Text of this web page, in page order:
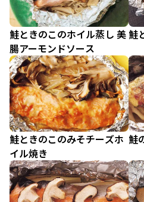
鮭ときのこのホイル蒸し 美
腸アーモンドソース
鮭
鮭ときのこのみそチーズホ
イル焼き
鮭